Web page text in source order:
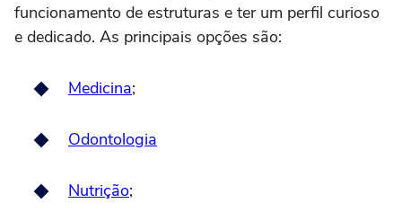
funcionamento de estruturas e ter um perfil curioso
e dedicado. As principais opções são:
Medicina;
Odontologia
Nutrição;